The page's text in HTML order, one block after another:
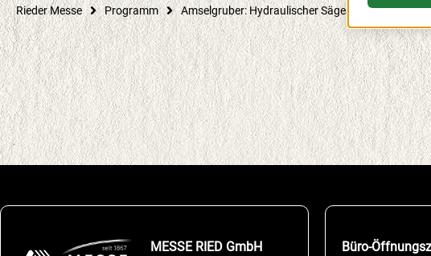
Rieder Messe Programm Amselgruber: Hydraulischer Sägespaltautomat
MESSE RIED GmbH
Büro-